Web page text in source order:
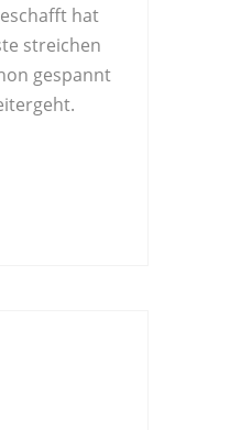
hat
streichen
gespannt